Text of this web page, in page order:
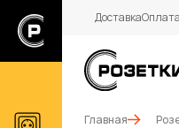
ДоставкаОплата
Главная